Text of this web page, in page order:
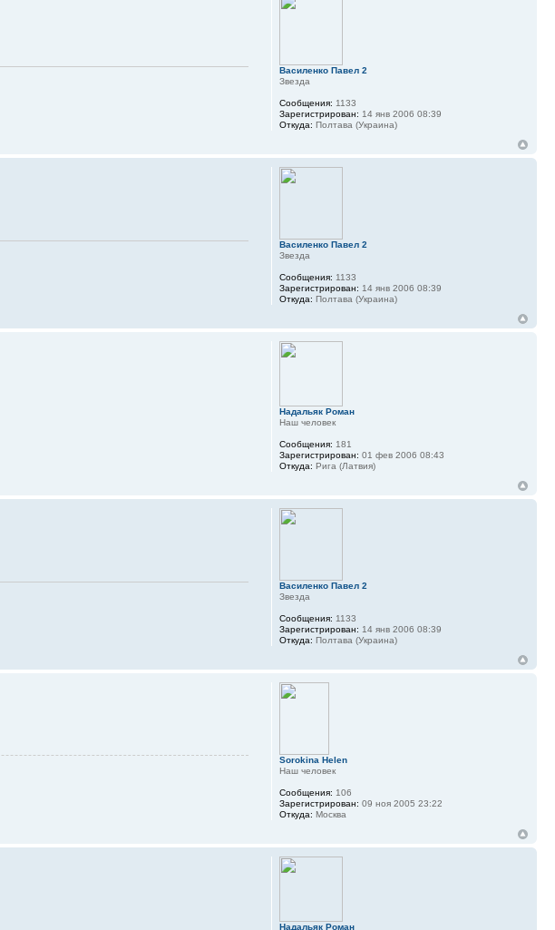
Василенко Павел 2
Звезда
Сообщения: 1133
Зарегистрирован: 14 янв 2006 08:39
Откуда: Полтава (Украина)
Василенко Павел 2
Звезда
Сообщения: 1133
Зарегистрирован: 14 янв 2006 08:39
Откуда: Полтава (Украина)
Надальяк Роман
Наш человек
Сообщения: 181
Зарегистрирован: 01 фев 2006 08:43
Откуда: Рига (Латвия)
Василенко Павел 2
Звезда
Сообщения: 1133
Зарегистрирован: 14 янв 2006 08:39
Откуда: Полтава (Украина)
Sorokina Helen
Наш человек
Сообщения: 106
Зарегистрирован: 09 ноя 2005 23:22
Откуда: Москва
Надальяк Роман